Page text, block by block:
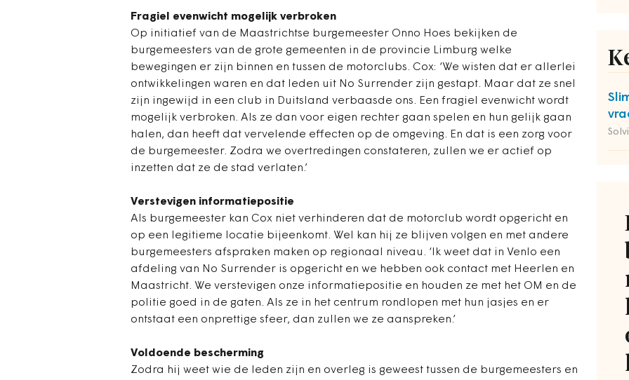
Fragiel evenwicht mogelijk verbroken
Op initiatief van de Maastrichtse burgemeester Onno Hoes bekijken de
burgemeesters van de grote gemeenten in de provincie Limburg welke
bewegingen er zijn binnen en tussen de motorclubs. Cox: ‘We wisten dat er allerlei
ontwikkelingen waren en dat leden uit No Surrender zijn gestapt. Maar dat ze snel
zijn ingewijd in een club in Duitsland verbaasde ons. Een fragiel evenwicht wordt
mogelijk verbroken. Als ze dan voor eigen rechter gaan spelen en hun gelijk gaan
halen, dan heeft dat vervelende effecten op de omgeving. En dat is een zorg voor
de burgemeester. Zodra we overtredingen constateren, zullen we er actief op
inzetten dat ze de stad verlaten.’
Verstevigen informatiepositie
Als burgemeester kan Cox niet verhinderen dat de motorclub wordt opgericht en
op een legitieme locatie bijeenkomt. Wel kan hij ze blijven volgen en met andere
burgemeesters afspraken maken op regionaal niveau. ‘Ik weet dat in Venlo een
afdeling van No Surrender is opgericht en we hebben ook contact met Heerlen en
Maastricht. We verstevigen onze informatiepositie en houden ze met het OM en de
politie goed in de gaten. Als ze in het centrum rondlopen met hun jasjes en er
ontstaat een onprettige sfeer, dan zullen we ze aanspreken.’
Voldoende bescherming
Zodra hij weet wie de leden zijn en overleg is geweest tussen de burgemeesters en